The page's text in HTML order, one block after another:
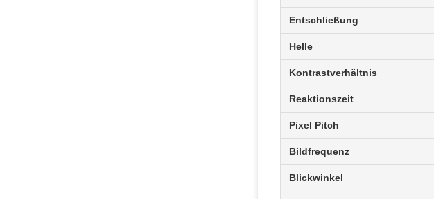
Entschließung
Helle
Kontrastverhältnis
Reaktionszeit
Pixel Pitch
Bildfrequenz
Blickwinkel